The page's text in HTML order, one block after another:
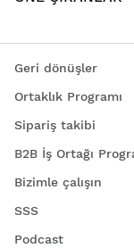
Geri dönüşler
Ortaklık Programı
Sipariş takibi
B2B İş Ortağı
Bizimle çalışın
SSS
Podcast